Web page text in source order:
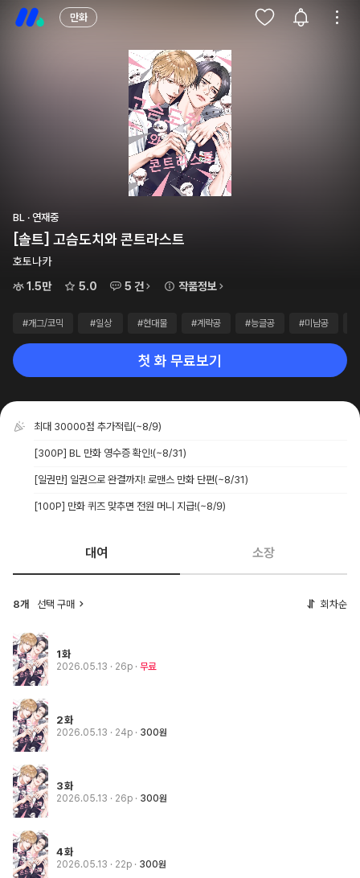
만화
BL · 연재중
[솔트] 고슴도치와 콘트라스트
호토나카
1.5만
5.0 5 건 작품정보
#개그/코믹 #일상 #현대물 #계략공 #능글공 #미남공
첫 화 무료보기
최대 30000점 추가적립(~8/9)
[300P] BL 만화 영수증 확인!(~8/31)
[일권만] 일권으로 완결까지! 로맨스 만화 단편(~8/31)
[100P] 만화 퀴즈 맞추면 전원 머니 지급!(~8/9)
대여 소장
8개 선택 구매 회차순
1화
2026.05.13 · 26p 무료
2화
2026.05.13 · 24p 300원
3화
2026.05.13 · 26p 300원
4화
2026.05.13 · 22p 300원